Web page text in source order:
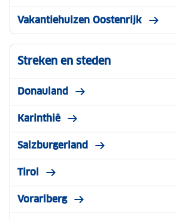
Vakantiehuizen Oostenrijk
Streken en steden
Donauland
Karinthië
Salzburgerland
Tirol
Vorarlberg